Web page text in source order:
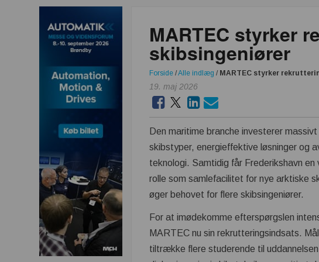
MARTEC styrker
skibsingeniører
Forside /Alle indlæg / MARTEC styrker
19. maj 2026
Den maritime branche investerer massivt
skibstyper, energieffektive løsninger og
teknologi. Samtidig får Frederikshavn en
rolle som samlefacilitet for nye arktiske
øger behovet for flere skibsingeniører.
For at imødekomme efterspørgslen
MARTEC nu sin rekrutteringsindsats.
tiltrække flere studerende til